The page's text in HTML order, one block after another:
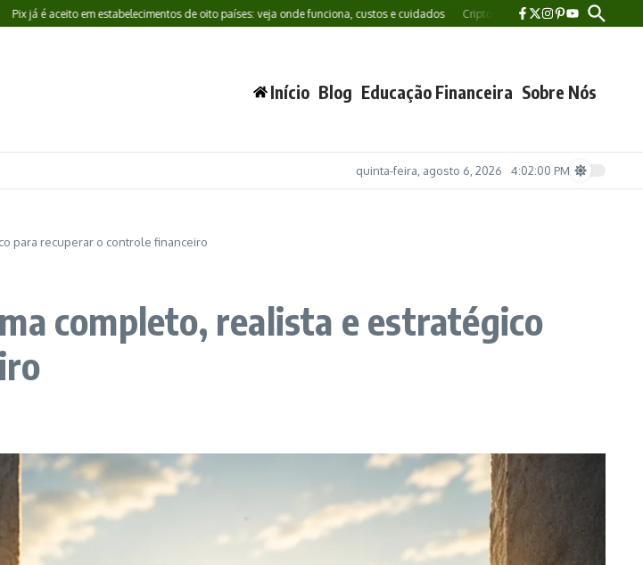
aceito em estabelecimentos de oito países: veja onde funciona, custos e cuidados Criptomoedas: o que são, como funcionam e
Início Blog Educação Financeira Sobre Nós
quinta-feira, agosto 6, 2026 4:02:02 PM
para recuperar o controle financeiro
completo, realista e estratégico